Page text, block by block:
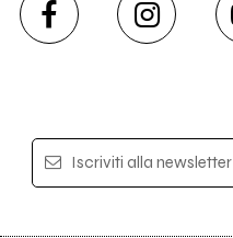
Iscriviti alla newsletter